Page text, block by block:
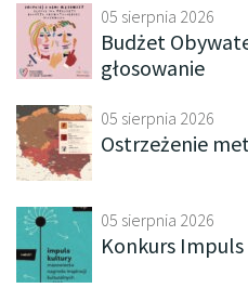
05 sierpnia 2026
Budżet
głosowanie
05 sierpnia 2026
Ostrzeżenie
05 sierpnia 2026
Konkurs